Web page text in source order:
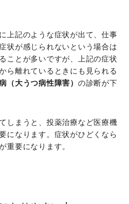
上記のような症状が出て、仕事
状が感じられないという場合は
ことが多いですが、上記の症状
ら離れているときにも見られる
（大うつ病性障害） の診断が下
しまうと、投薬治療など医療機
になります。症状がひどくなら
重要になります。